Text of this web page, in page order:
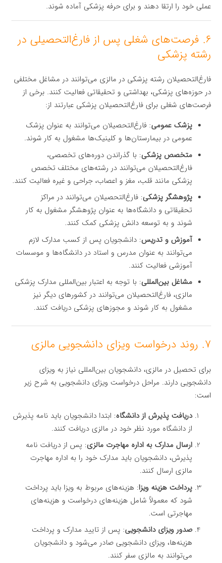
عملی خود را ارتقا دهند و برای حرفه پزشکی آماده شوند.
۶. فرصت‌های شغلی پس از فارغ‌التحصیلی در
رشته پزشکی
فارغ‌التحصیلان رشته پزشکی در مالزی می‌توانند در مشاغل مختلفی
در حوزه‌های پزشکی، بهداشتی و تحقیقاتی فعالیت کنند. برخی از
فرصت‌های شغلی برای فارغ‌التحصیلان پزشکی عبارتند از:
پزشک عمومی: فارغ‌التحصیلان می‌توانند به عنوان پزشک
عمومی در بیمارستان‌ها و کلینیک‌ها مشغول به کار شوند.
متخصص پزشکی: با گذراندن دوره‌های تخصصی،
فارغ‌التحصیلان می‌توانند در رشته‌های مختلف تخصص
پزشکی مانند قلب، مغز و اعصاب، جراحی و غیره فعالیت کنند.
پژوهشگر پزشکی: فارغ‌التحصیلان می‌توانند در مراکز
تحقیقاتی و دانشگاه‌ها به عنوان پژوهشگر مشغول به کار
شوند و به توسعه دانش پزشکی کمک کنند.
آموزش و تدریس: دانشجویان پس از کسب مدارک لازم
می‌توانند به عنوان مدرس و استاد در دانشگاه‌ها و موسسات
آموزشی فعالیت کنند.
مشاغل بین‌المللی: با توجه به اعتبار بین‌المللی مدارک پزشکی
مالزی، فارغ‌التحصیلان می‌توانند در کشورهای دیگر نیز
مشغول به کار شوند و مجوزهای پزشکی دریافت کنند.
۷. روند درخواست ویزای دانشجویی مالزی
برای تحصیل در مالزی، دانشجویان بین‌المللی نیاز به ویزای
دانشجویی دارند. مراحل درخواست ویزای دانشجویی به شرح زیر
است:
دریافت پذیرش از دانشگاه: ابتدا دانشجویان باید نامه پذیرش
از دانشگاه مورد نظر خود در مالزی دریافت کنند.
ارسال مدارک به اداره مهاجرت مالزی: پس از دریافت نامه
پذیرش، دانشجویان باید مدارک خود را به اداره مهاجرت
مالزی ارسال کنند.
پرداخت هزینه ویزا: هزینه‌های مربوط به ویزا باید پرداخت
شود که معمولاً شامل هزینه‌های درخواست و هزینه‌های
مهاجرتی است.
صدور ویزای دانشجویی: پس از تایید مدارک و پرداخت
هزینه‌ها، ویزای دانشجویی صادر می‌شود و دانشجویان
می‌توانند به مالزی سفر کنند.